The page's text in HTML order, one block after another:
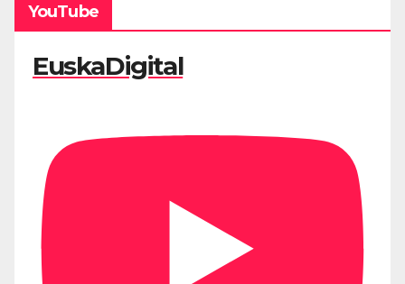
YouTube
EuskaDigital